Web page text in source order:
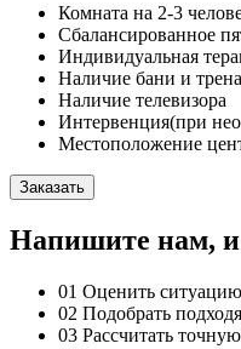
Комната на 2-3
Сбалансированное
Индивидуальная
Наличие бани и
Наличие телевизора
Интервенция(при
Местоположение
Заказать
Напишите нам,
01 Оценить
02 Подобрать
03 Рассчитать